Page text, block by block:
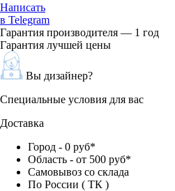
Написать
в Telegram
Гарантия производителя — 1 год
Гарантия лучшей цены
Вы дизайнер?
Специальные условия для вас
Доставка
Город - 0 руб*
Область - от 500 руб*
Самовывоз со склада
По России ( ТК )